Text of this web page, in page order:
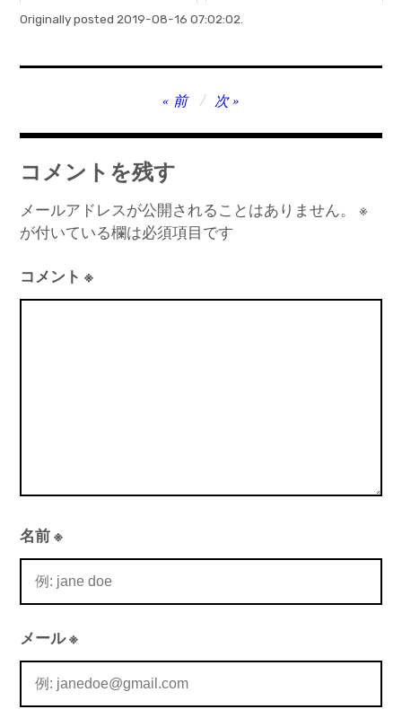
Originally posted 2019-08-16 07:02:02.
稿
ビ
ゲ
ー
シ
ョ
前 次
コメントを残す
メールアドレスが公開されることはありません。
※
が付いている欄は必須項目です
コメント※
名前※
メール※